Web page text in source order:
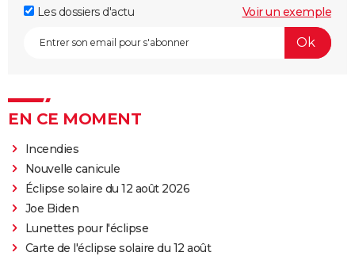
Les dossiers d'actu
Voir un exemple
EN CE MOMENT
Incendies
Nouvelle canicule
Éclipse solaire du 12 août 2026
Joe Biden
Lunettes pour l'éclipse
Carte de l'éclipse solaire du 12 août